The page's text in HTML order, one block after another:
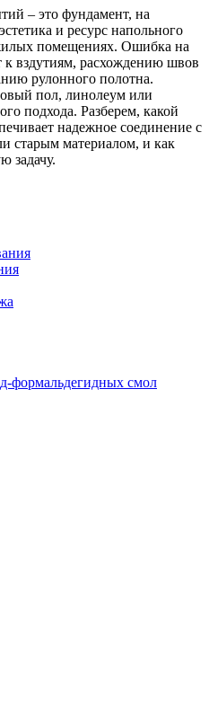
– это фундамент, на
и ресурс напольного
помещениях. Ошибка на
к вздутиям, расхождению швов
рулонного полотна.
пол, линолеум или
подхода. Разберем, какой
надежное соединение с
старым материалом, и как
задачу.
формальдегидных смол